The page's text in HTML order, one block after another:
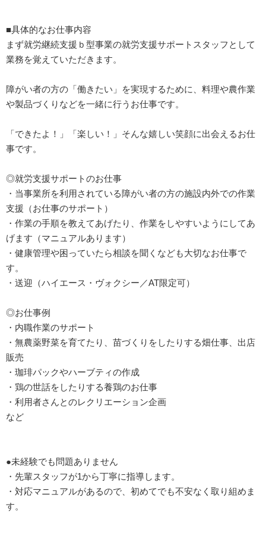
■具体的なお仕事内容
まず就労継続支援ｂ型事業の就労支援サポートスタッフとして
業務を覚えていただきます。
障がい者の方の「働きたい」を実現するために、料理や農作業
や製品づくりなどを一緒に行うお仕事です。
「できたよ！」「楽しい！」そんな嬉しい笑顔に出会えるお仕
事です。
◎就労支援サポートのお仕事
・当事業所を利用されている障がい者の方の施設内外での作業
支援（お仕事のサポート）
・作業の手順を教えてあげたり、作業をしやすいようにしてあ
げます（マニュアルあります）
・健康管理や困っていたら相談を聞くなども大切なお仕事で
す。
・送迎（ハイエース・ヴォクシー／AT限定可）
◎お仕事例
・内職作業のサポート
・無農薬野菜を育てたり、苗づくりをしたりする畑仕事、出店
販売
・珈琲パックやハーブティの作成
・鶏の世話をしたりする養鶏のお仕事
・利用者さんとのレクリエーション企画
など
●未経験でも問題ありません
・先輩スタッフが1から丁寧に指導します。
・対応マニュアルがあるので、初めてでも不安なく取り組めま
す。